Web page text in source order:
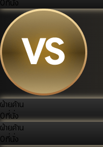
0ที่นั่ง
ฝ่ายค้าน
0ที่นั่ง
ฝ่ายค้าน
0ที่นั่ง